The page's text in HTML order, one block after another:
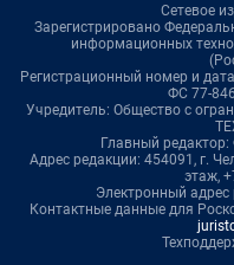
Сетевое
Зарегистрировано
информационных
Регистрационный номер и
ФС 77-
Учредитель: Общество с
Главный
Адрес редакции: 454091, г.
этаж,
Электронный адрес
Контактные данные для